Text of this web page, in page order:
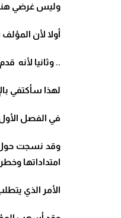
وليس غرضي
أولا لأن
.. وثانيا لأنه
لهذا سأكتفي
في الفصل
وقد نسجت حول
امتداداتها
الأمر الذي